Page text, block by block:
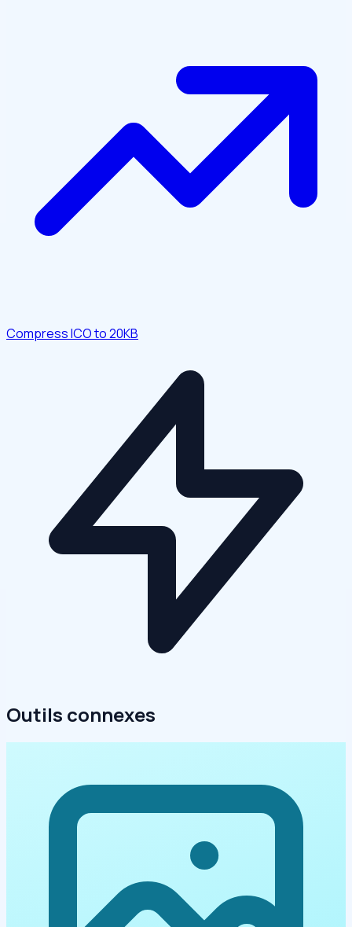
Compress ICO to 20KB
Outils connexes